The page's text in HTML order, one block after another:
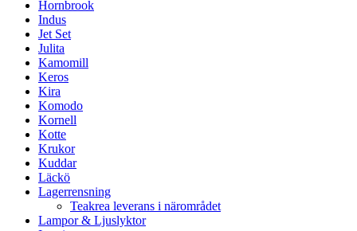
Hornbrook
Indus
Jet Set
Julita
Kamomill
Keros
Kira
Komodo
Kornell
Kotte
Krukor
Kuddar
Läckö
Lagerrensning
Teakrea leverans i närområdet
Lampor & Ljuslyktor